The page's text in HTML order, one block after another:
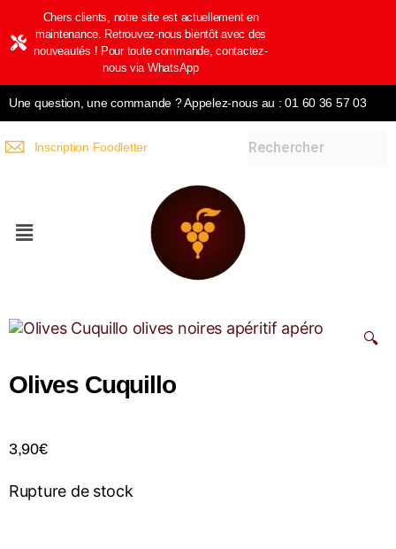
Chers clients, notre site est actuellement en
maintenance. Retrouvez-nous bientôt avec des
nouveautés ! Pour toute commande, contactez-
nous via WhatsApp
Une question, une commande ? Appelez-nous au : 01 60 36 57 03
Inscription Foodletter
🔍
Olives Cuquillo
3,90€
Rupture de stock